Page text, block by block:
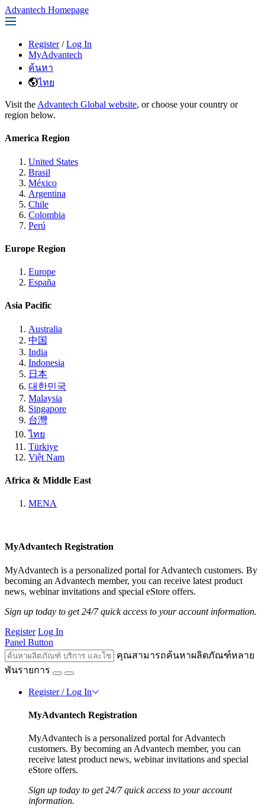
Advantech Homepage
Register / Log In
MyAdvantech
ค้นหา
ไทย
Visit the Advantech Global website, or choose your country or
region below.
America Region
United States
Brasil
México
Argentina
Chile
Colombia
Perú
Europe Region
Europe
España
Asia Pacific
Australia
中国
India
Indonesia
日本
대한민국
Malaysia
Singapore
台灣
ไทย
Türkiye
Việt Nam
Africa & Middle East
MENA
MyAdvantech Registration
MyAdvantech is a personalized portal for Advantech customers. By
becoming an Advantech member, you can receive latest product
news, webinar invitations and special eStore offers.
Sign up today to get 24/7 quick access to your account information.
Register Log In
Panel Button
คุณสามารถค้นหาผลิตภัณฑ์หลาย
พันรายการ
Register / Log In
MyAdvantech Registration
MyAdvantech is a personalized portal for Advantech
customers. By becoming an Advantech member, you can
receive latest product news, webinar invitations and special
eStore offers.
Sign up today to get 24/7 quick access to your account
information.